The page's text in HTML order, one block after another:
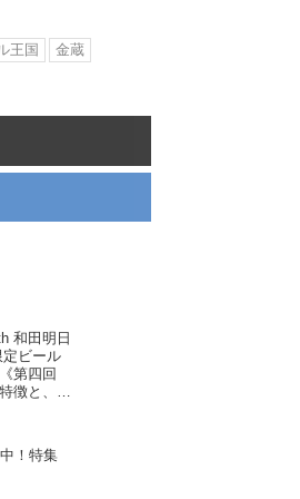
王国
金蔵
和田明日
ビール
《第四回
徴と、お
！特集